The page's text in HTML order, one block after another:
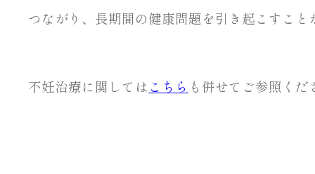
つながり、長期間の健康問題を引き起こすこと
不妊治療に関しては こちら も併せてご参照くだ